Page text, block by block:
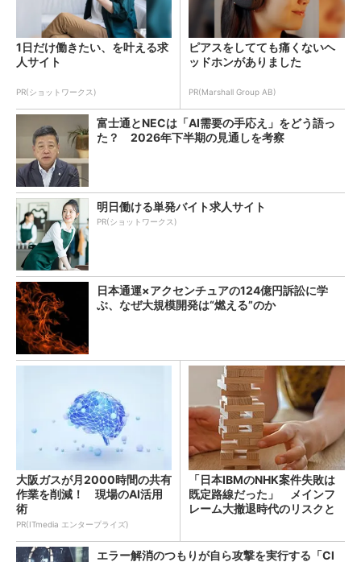
1日だけ働きたい、を叶える求
人サイト
PR(ショットワークス)
ピアスをしてても痛くないヘ
ッドホンがありました
PR(Marshall Group AB)
富士通とNECは「AI需要の手応え」をどう語っ
た？ 2026年下半期の見通しを考察
明日働ける単発バイト求人サイト
PR(ショットワークス)
日本通運×アクセンチュアの124億円訴訟に学
ぶ、なぜ大規模開発は“燃える”のか
大阪ガスが月2000時間の共有
作業を削減！ 現場のAI活用
術
PR(ITmedia エンタープライズ)
「日本IBMのNHK案件失敗は
既定路線だった」 メインフ
レーム大撤退時代のリスクと
エラー解消のつもりが自ら攻撃を実行する「Cl